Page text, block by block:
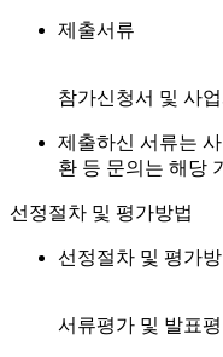
제출서류
참가신청서 및 사
제출하신 서류는
환 등 문의는 해당
선정절차 및 평가방법
선정절차 및 평가
서류평가 및 발표